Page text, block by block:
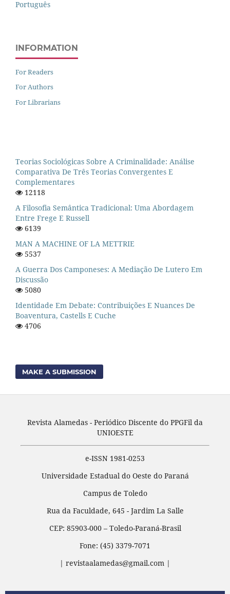
Português
INFORMATION
For Readers
For Authors
For Librarians
Teorias Sociológicas Sobre A Criminalidade: Análise
Comparativa De Três Teorias Convergentes E
Complementares
12118
A Filosofia Semântica Tradicional: Uma Abordagem
Entre Frege E Russell
6139
MAN A MACHINE OF LA METTRIE
5537
A Guerra Dos Camponeses: A Mediação De Lutero Em
Discussão
5080
Identidade Em Debate: Contribuições E Nuances De
Boaventura, Castells E Cuche
4706
MAKE A SUBMISSION
Revista Alamedas - Periódico Discente do PPGFil da
UNIOESTE
e-ISSN 1981-0253
Universidade Estadual do Oeste do Paraná
Campus de Toledo
Rua da Faculdade, 645 - Jardim La Salle
CEP: 85903-000 – Toledo-Paraná-Brasil
Fone: (45) 3379-7071
| revistaalamedas@gmail.com |